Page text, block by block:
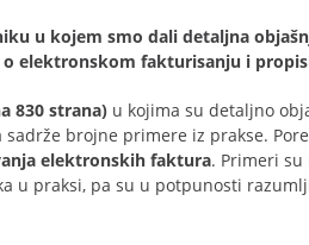
u kojem smo dali detaljna
elektronskom fakturisanju i
830 strana) u kojima su detaljno
brojne primere iz prakse.
elektronskih faktura. Primeri
u praksi, pa su u potpunosti